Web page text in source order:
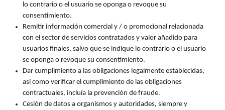
lo contrario o el usuario se oponga o revoque su
consentimiento.
Remitir información comercial y / o promocional relacionada
con el sector de servicios contratados y valor añadido para
usuarios finales, salvo que se indique lo contrario o el usuario
se oponga o revoque su consentimiento.
Dar cumplimiento a las obligaciones legalmente establecidas,
así como verificar el cumplimiento de las obligaciones
contractuales, incluía la prevención de fraude.
Cesión de datos a organismos y autoridades, siempre y